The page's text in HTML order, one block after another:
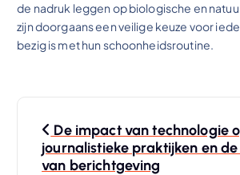
de nadruk leggen op biologische en
zijn doorgaans een veilige keuze voor
bezig is met hun schoonheidsroutine.
De impact van technologie
journalistieke praktijken en
van berichtgeving